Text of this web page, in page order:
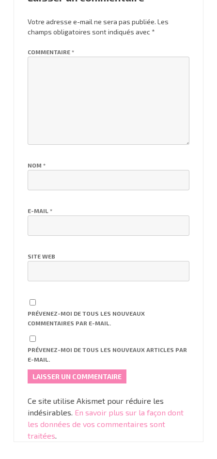
Votre adresse e-mail ne sera pas publiée. Les
champs obligatoires sont indiqués avec *
COMMENTAIRE *
NOM *
E-MAIL *
SITE WEB
PRÉVENEZ-MOI DE TOUS LES NOUVEAUX
COMMENTAIRES PAR E-MAIL.
PRÉVENEZ-MOI DE TOUS LES NOUVEAUX ARTICLES PAR
E-MAIL.
Ce site utilise Akismet pour réduire les
indésirables. En savoir plus sur la façon dont
les données de vos commentaires sont
traitées.